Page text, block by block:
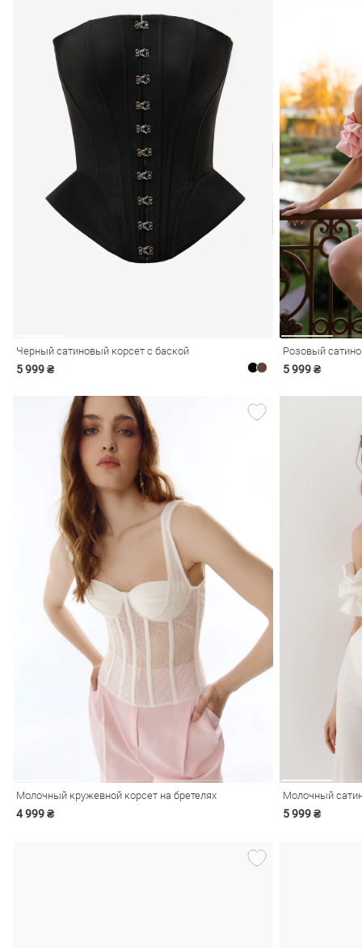
Черный сатиновый корсет с баской
5 999 ₴
Розовый
5 999 ₴
Молочный кружевной корсет на бретелях
4 999 ₴
Молочный
5 999 ₴